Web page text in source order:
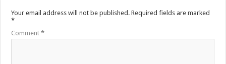
Your email address will not be published. Required fields are marked
*
Comment*